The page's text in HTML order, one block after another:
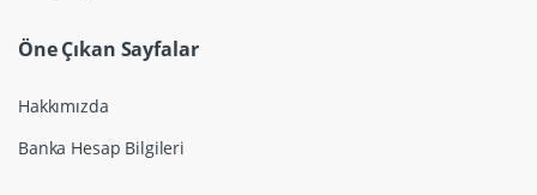
Öne Çıkan Sayfalar
Hakkımızda
Banka Hesap Bilgileri